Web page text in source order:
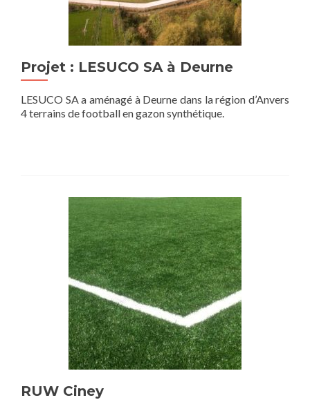
Projet : LESUCO SA à Deurne
LESUCO SA a aménagé à Deurne dans la région d’Anvers
4 terrains de football en gazon synthétique.
RUW Ciney